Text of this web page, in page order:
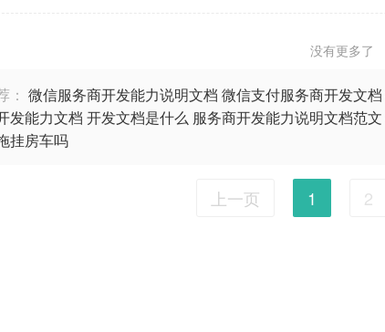
没有更多了
： 微信服务商开发能力说明文档 微信支付服务商开发文档
发能力文档 开发文档是什么 服务商开发能力说明文档范文
挂房车吗
上一页 1 2